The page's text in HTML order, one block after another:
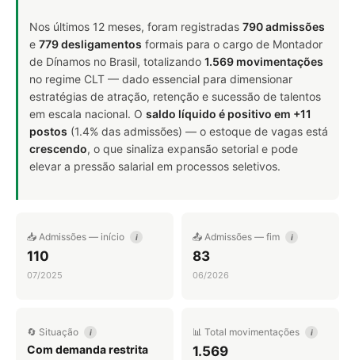
Nos últimos 12 meses, foram registradas 790 admissões
e 779 desligamentos formais para o cargo de Montador
de Dínamos no Brasil, totalizando 1.569 movimentações
no regime CLT — dado essencial para dimensionar
estratégias de atração, retenção e sucessão de talentos
em escala nacional. O saldo líquido é positivo em +11
postos (1.4% das admissões) — o estoque de vagas está
crescendo, o que sinaliza expansão setorial e pode
elevar a pressão salarial em processos seletivos.
📥 Admissões — início i
110
07/2025
📤 Admissões — fim i
83
06/2026
🔄 Situação i
Com demanda restrita
📊 Total movimentações i
1.569